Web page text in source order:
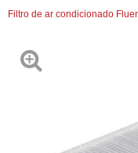
Filtro de ar condicionado